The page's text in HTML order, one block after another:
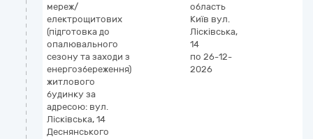
мереж/
електрощитових
(підготовка до
опалювального
сезону та заходи з
енергозбереження)
житлового
будинку за
адресою: вул.
Лісківська, 14
Деснянського
область
Київ вул.
Лісківська,
14
по 26-12-
2026